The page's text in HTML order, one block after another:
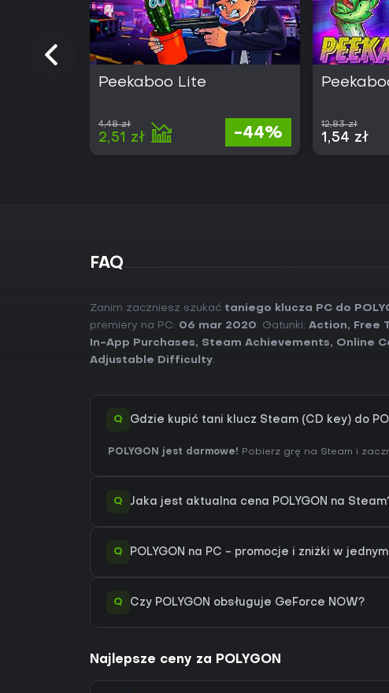
Peekaboo Lite
4,48 zł
2,51 zł -44%
12,83 zł
1,54 zł
FAQ
Zanim zaczniesz szukać taniego klucza PC do
premiery na PC: 06 mar 2020. Gatunki: Action, Free
In-App Purchases, Steam Achievements, Online
Adjustable Difficulty.
Q Gdzie kupić tani klucz Steam (CD key) do
POLYGON jest darmowe! Pobierz grę na Steam i
Q Jaka jest aktualna cena POLYGON na
Q POLYGON na PC - promocje i zniżki w
Q Czy POLYGON obsługuje GeForce NOW?
Najlepsze ceny za POLYGON